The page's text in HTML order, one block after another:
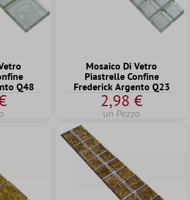
Q48
Mosaico Di Vetro
Piastrelle Confine
Frederick Argento Q23
2,98 €
un Pezzo